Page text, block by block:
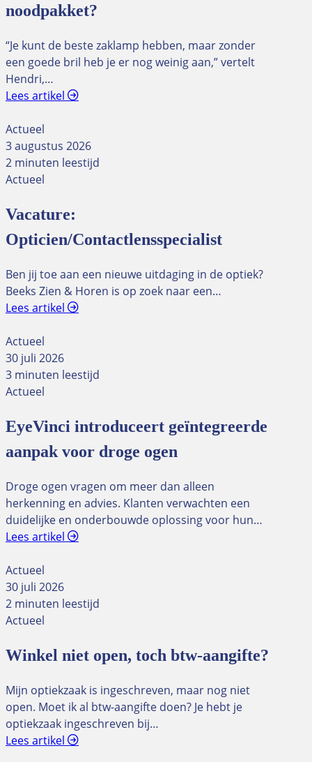
noodpakket?
“Je kunt de beste zaklamp hebben, maar zonder
een goede bril heb je er nog weinig aan,” vertelt
Hendri,…
Lees artikel
Actueel
3 augustus 2026
2 minuten leestijd
Actueel
Vacature:
Opticien/Contactlensspecialist
Ben jij toe aan een nieuwe uitdaging in de optiek?
Beeks Zien & Horen is op zoek naar een…
Lees artikel
Actueel
30 juli 2026
3 minuten leestijd
Actueel
EyeVinci introduceert geïntegreerde
aanpak voor droge ogen
Droge ogen vragen om meer dan alleen
herkenning en advies. Klanten verwachten een
duidelijke en onderbouwde oplossing voor hun…
Lees artikel
Actueel
30 juli 2026
2 minuten leestijd
Actueel
Winkel niet open, toch btw-aangifte?
Mijn optiekzaak is ingeschreven, maar nog niet
open. Moet ik al btw-aangifte doen? Je hebt je
optiekzaak ingeschreven bij…
Lees artikel